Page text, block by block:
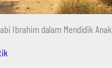
Ibrahim dalam Mendidik Anak